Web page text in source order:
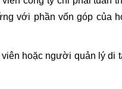
với phần vốn góp của
hoặc người quản lý di